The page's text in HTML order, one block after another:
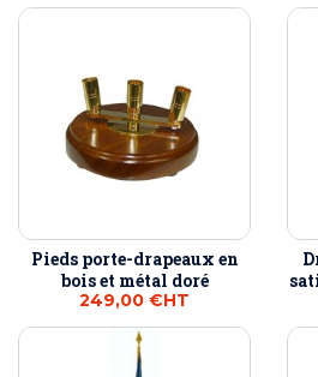
Pieds porte-drapeaux en
bois et métal doré
249,00 €HT